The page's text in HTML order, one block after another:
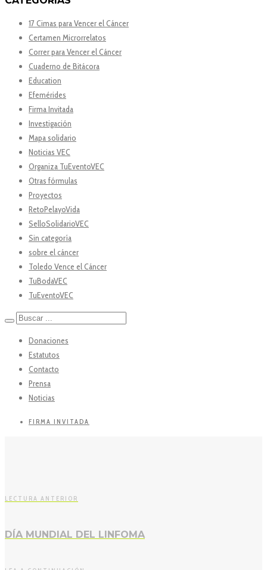
17 Cimas para Vencer el Cáncer
Certamen Microrrelatos
Correr para Vencer el Cáncer
Cuaderno de Bitácora
Education
Efemérides
Firma Invitada
Investigación
Mapa solidario
Noticias VEC
Organiza TuEventoVEC
Otras fórmulas
Proyectos
RetoPelayoVida
SelloSolidarioVEC
Sin categoría
sobre el cáncer
Toledo Vence el Cáncer
TuBodaVEC
TuEventoVEC
Donaciones
Estatutos
Contacto
Prensa
Noticias
FIRMA INVITADA
LECTURA ANTERIOR
DÍA MUNDIAL DEL LINFOMA